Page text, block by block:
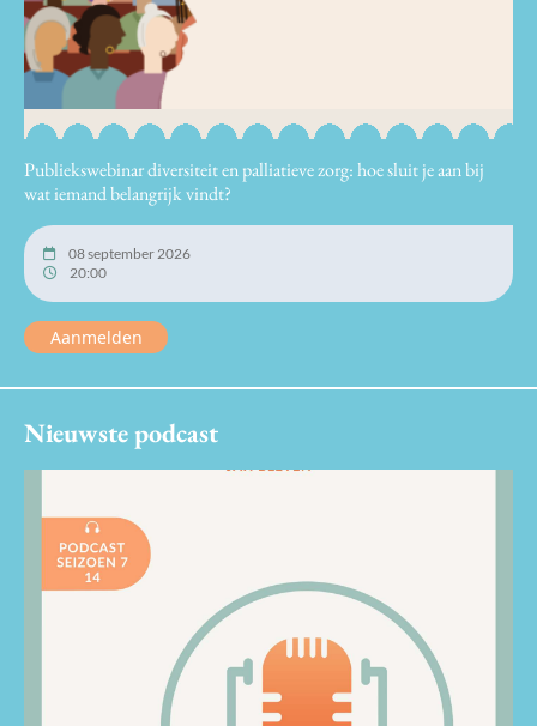
Publiekswebinar diversiteit en palliatieve zorg: hoe sluit je aan bij
wat iemand belangrijk vindt?
08 september 2026
20:00
Aanmelden
Nieuwste podcast